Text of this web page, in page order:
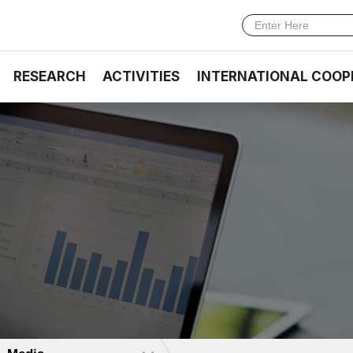
RESEARCH ACTIVITIES INTERNATIONAL